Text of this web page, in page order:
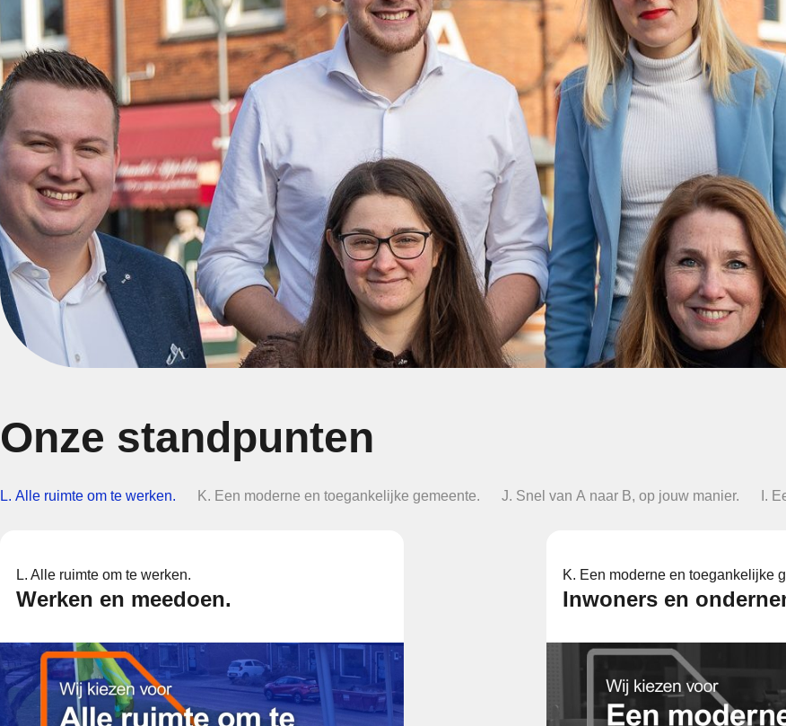
Onze standpunten
L. Alle ruimte om te werken. K. Een moderne en toegankelijke gemeente. J. Snel van A naar B, op jouw manier. I.
L. Alle ruimte om te werken.
Werken en meedoen.
K. Een moderne en toegankelijke
Inwoners en